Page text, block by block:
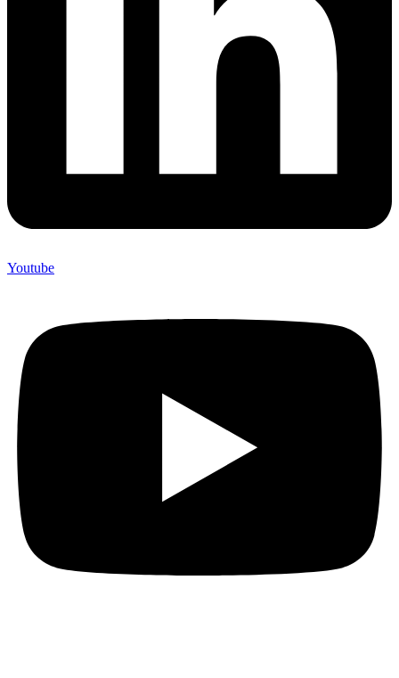
Youtube